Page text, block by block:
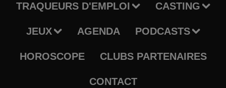
TRAQUEURS D'EMPLOI CASTING
JEUX AGENDA PODCASTS
HOROSCOPE CLUBS PARTENAIRES
CONTACT